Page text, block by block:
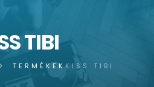
TIBI
TERMÉKEKKISS TIBI